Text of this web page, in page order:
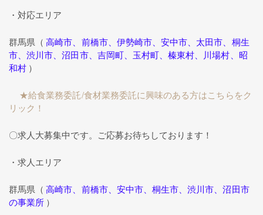
・対応エリア
群馬県（ 高崎市、前橋市、伊勢崎市、安中市、太田市、桐生
市、渋川市、沼田市、吉岡町、玉村町、榛東村、川場村、昭
和村 ）
★給食業務委託/食材業務委託に興味のある方はこちらをク
リック！
〇求人大募集中です。ご応募お待ちしております！
・求人エリア
群馬県（ 高崎市、前橋市、安中市、桐生市、渋川市、沼田市
の事業所 ）